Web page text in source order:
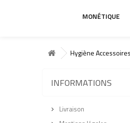
MONÉTIQUE
Hygiène
INFORMATIONS
Livraison